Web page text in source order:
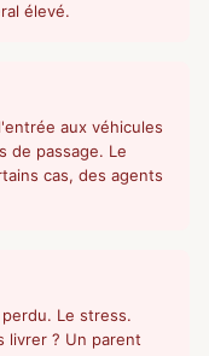
élevé.
aux véhicules
de passage. Le
cas, des agents
Le stress.
livrer ? Un parent